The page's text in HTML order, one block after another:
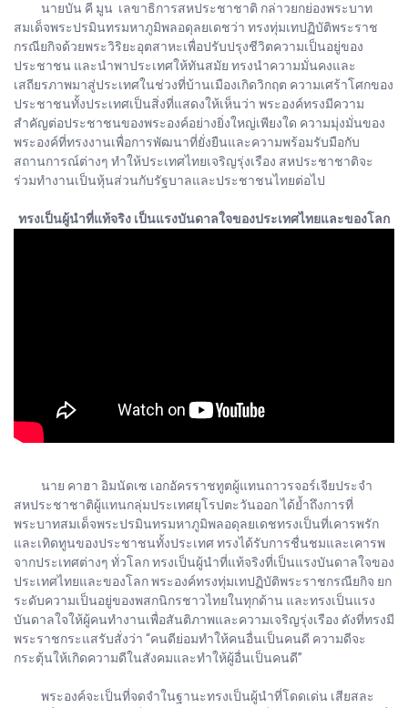
นายบัน คี มูน เลขาธิการสหประชาชาติ กล่าวยกย่องพระบาท
สมเด็จพระปรมินทรมหาภูมิพลอดุลยเดชว่า ทรงทุ่มเทปฏิบัติพระราช
กรณียกิจด้วยพระวิริยะอุตสาหะเพื่อปรับปรุงชีวิตความเป็นอยู่ของ
ประชาชน และนำพาประเทศให้ทันสมัย ทรงนำความมั่นคงและ
เสถียรภาพมาสู่ประเทศในช่วงที่บ้านเมืองเกิดวิกฤต ความเศร้าโศกของ
ประชาชนทั้งประเทศเป็นสิ่งที่แสดงให้เห็นว่า พระองค์ทรงมีความ
สำคัญต่อประชาชนของพระองค์อย่างยิ่งใหญ่เพียงใด ความมุ่งมั่นของ
พระองค์ที่ทรงงานเพื่อการพัฒนาที่ยั่งยืนและความพร้อมรับมือกับ
สถานการณ์ต่างๆ ทำให้ประเทศไทยเจริญรุ่งเรือง สหประชาชาติจะ
ร่วมทำงานเป็นหุ้นส่วนกับรัฐบาลและประชาชนไทยต่อไป
ทรงเป็นผู้นำที่แท้จริง เป็นแรงบันดาลใจของประเทศไทยและของโลก
นาย คาฮา อิมนัดเซ เอกอัครราชทูตผู้แทนถาวรจอร์เจียประจำ
สหประชาชาติผู้แทนกลุ่มประเทศยุโรปตะวันออก ได้ย้ำถึงการที่
พระบาทสมเด็จพระปรมินทรมหาภูมิพลอดุลยเดชทรงเป็นที่เคารพรัก
และเทิดทูนของประชาชนทั้งประเทศ ทรงได้รับการชื่นชมและเคารพ
จากประเทศต่างๆ ทั่วโลก ทรงเป็นผู้นำที่แท้จริงที่เป็นแรงบันดาลใจของ
ประเทศไทยและของโลก พระองค์ทรงทุ่มเทปฏิบัติพระราชกรณียกิจ ยก
ระดับความเป็นอยู่ของพสกนิกรชาวไทยในทุกด้าน และทรงเป็นแรง
บันดาลใจให้ผู้คนทำงานเพื่อสันติภาพและความเจริญรุ่งเรือง ดังที่ทรงมี
พระราชกระแสรับสั่งว่า “คนดีย่อมทำให้คนอื่นเป็นคนดี ความดีจะ
กระตุ้นให้เกิดความดีในสังคมและทำให้ผู้อื่นเป็นคนดี”
พระองค์จะเป็นที่จดจำในฐานะทรงเป็นผู้นำที่โดดเด่น เสียสละ